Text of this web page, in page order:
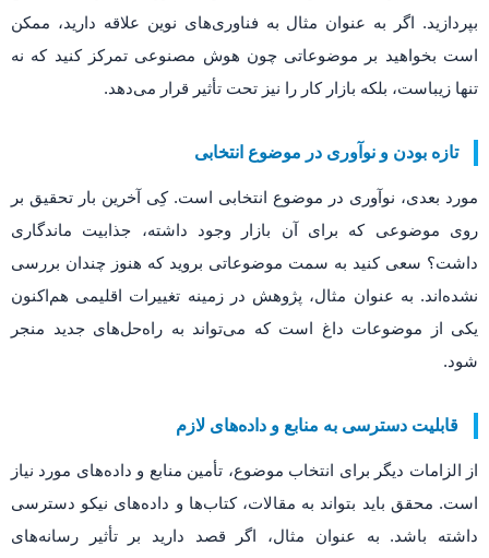
بپردازید. اگر به عنوان مثال به فناوری‌های نوین علاقه دارید، ممکن
است بخواهید بر موضوعاتی چون هوش مصنوعی تمرکز کنید که نه
تنها زیباست، بلکه بازار کار را نیز تحت تأثیر قرار می‌دهد.
تازه بودن و نوآوری در موضوع انتخابی
مورد بعدی، نوآوری در موضوع انتخابی است. کِی آخرین بار تحقیق بر
روی موضوعی که برای آن بازار وجود داشته، جذابیت ماندگاری
داشت؟ سعی کنید به سمت موضوعاتی بروید که هنوز چندان بررسی
نشده‌اند. به عنوان مثال، پژوهش در زمینه تغییرات اقلیمی هم‌اکنون
یکی از موضوعات داغ است که می‌تواند به راه‌حل‌های جدید منجر
شود.
قابلیت دسترسی به منابع و داده‌های لازم
از الزامات دیگر برای انتخاب موضوع، تأمین منابع و داده‌های مورد نیاز
است. محقق باید بتواند به مقالات، کتاب‌ها و داده‌های نیکو دسترسی
داشته باشد. به عنوان مثال، اگر قصد دارید بر تأثیر رسانه‌های